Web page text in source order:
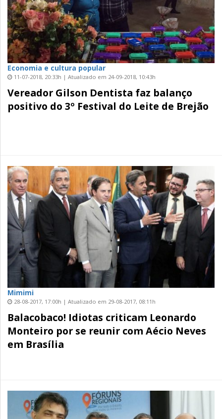
Economia e cultura popular
11-07-2018, 20:33h | Atualizado em 24-09-2018, 10:43h
Vereador Gilson Dentista faz balanço
positivo do 3º Festival do Leite de Brejão
Mimimi
28-08-2017, 17:00h | Atualizado em 29-08-2017, 08:11h
Balacobaco! Idiotas criticam Leonardo
Monteiro por se reunir com Aécio Neves
em Brasília